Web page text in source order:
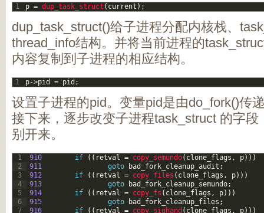
1 p = dup_task_struct ( current ) ;
dup_task_struct()给子进程分配内核栈、
thread_info结构。并将当前进程的
内容复制到子进程的相应结构。
1 p->pid = pid ;
设置子进程的pid。变量pid是由do_fork()传
接下来，逐步改变子进程task_struct 的字
别开来。
1
2
3
4
5
6
7
910 if ( ( retval = copy_semundo( clone_flags , p) ) )
911
goto bad_fork_cleanup_audit ;
912
if ( ( retval = copy_files ( clone_flags , p) ) )
913
goto bad_fork_cleanup_semundo;
914
if ( ( retval = copy_fs ( clone_flags , p) ) )
915
goto bad_fork_cleanup_files ;
916
if ( ( retval = copy_sighand ( clone_flags , p) ) )